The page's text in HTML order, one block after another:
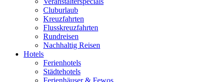
Cluburlaub
Kreuzfahrten
Flusskreuzfahrten
Rundreisen
Nachhaltig Reisen
Hotels
Ferienhotels
Städtehotels
Ferienhäuser & Fewos